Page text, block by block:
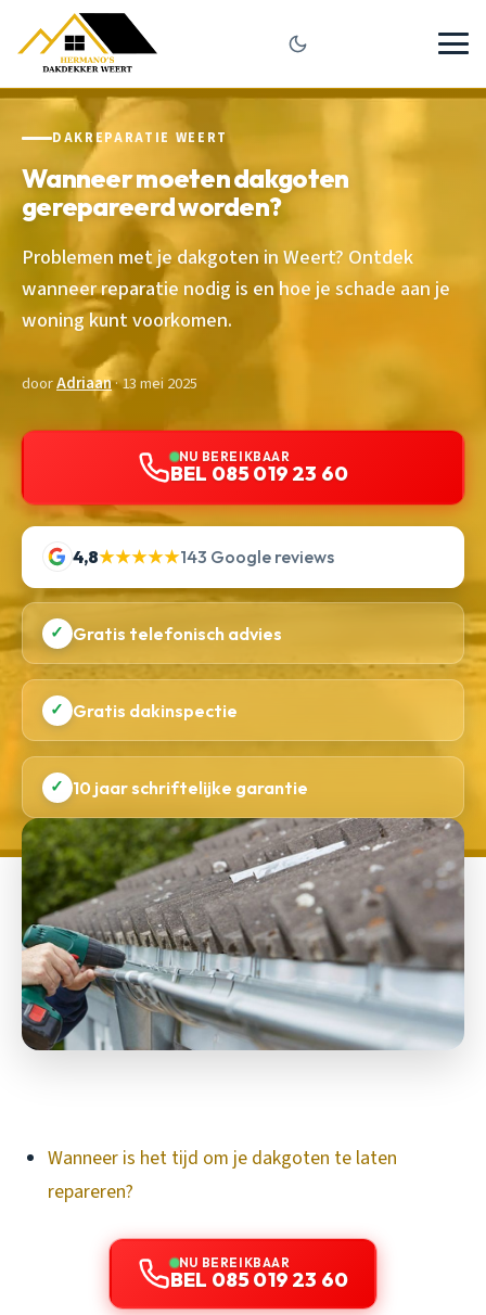
DAKREPARATIE WEERT
Wanneer moeten dakgoten
gerepareerd worden?
Problemen met je dakgoten in Weert? Ontdek
wanneer reparatie nodig is en hoe je schade aan je
woning kunt voorkomen.
doorAdriaan· 13 mei 2025
NU BEREIKBAAR
BEL 085 019 23 60
4,8★★★★★143 Google reviews
✓ Gratis telefonisch advies
✓ Gratis dakinspectie
✓ 10 jaar schriftelijke garantie
Wanneer is het tijd om je dakgoten te laten
repareren?
NU BEREIKBAAR
BEL 085 019 23 60